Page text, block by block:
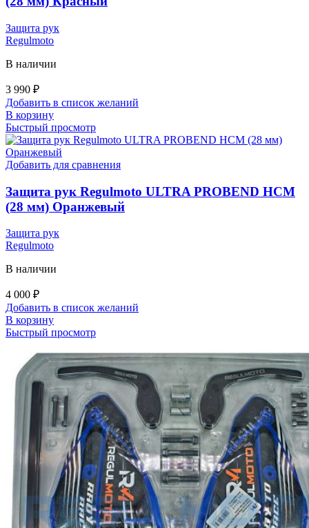
Защита рук
Regulmoto
В наличии
3 990 ₽
Добавить в список желаний
В корзину
Быстрый просмотр
Добавить для сравнения
Защита рук Regulmoto ULTRA PROBEND HCM
(28 мм) Оранжевый
Защита рук
Regulmoto
В наличии
4 000 ₽
Добавить в список желаний
В корзину
Быстрый просмотр